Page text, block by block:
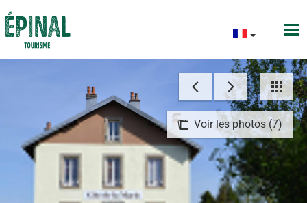
Voir les photos (7)